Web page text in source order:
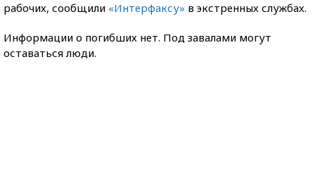
рабочих, сообщили «Интерфаксу» в экстренных службах.
Информации о погибших нет. Под завалами могут
оставаться люди.